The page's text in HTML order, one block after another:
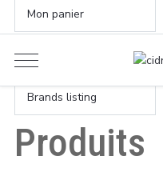
Mon panier
S'identifier
Brands listing
Produits